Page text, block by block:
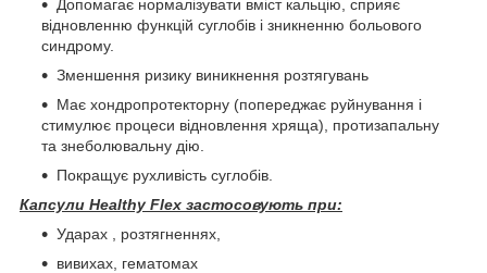
Допомагає нормалізувати вміст кальцію, сприяє
відновленню функцій суглобів і зникненню больового
синдрому.
Зменшення ризику виникнення розтягувань
Має хондропротекторну (попереджає руйнування і
стимулює процеси відновлення хряща), протизапальну
та знеболювальну дію.
Покращує рухливість суглобів.
Капсули Healthy Flex застосовують при:
Ударах , розтягненнях,
вивихах, гематомах